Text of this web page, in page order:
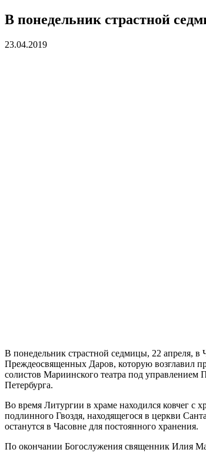
В понедельник страстной
23.04.2019
В понедельник страстной седмицы, 22 апреля, в
Преждеосвященных Даров, которую возглавил
солистов Мариинского театра под управлением
Петербурга.
Во время Литургии в храме находился ковчег с
подлинного Гвоздя, находящегося в церкви
останутся в Часовне для постоянного хранения.
По окончании Богослужения священник Илия